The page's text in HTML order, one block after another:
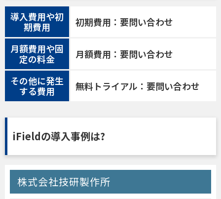
導入費用や初
期費用
初期費用：要問い合わせ
月額費用や固
定の料金
月額費用：要問い合わせ
その他に発生
する費用
無料トライアル：要問い合わせ
iFieldの導入事例は?
株式会社技研製作所